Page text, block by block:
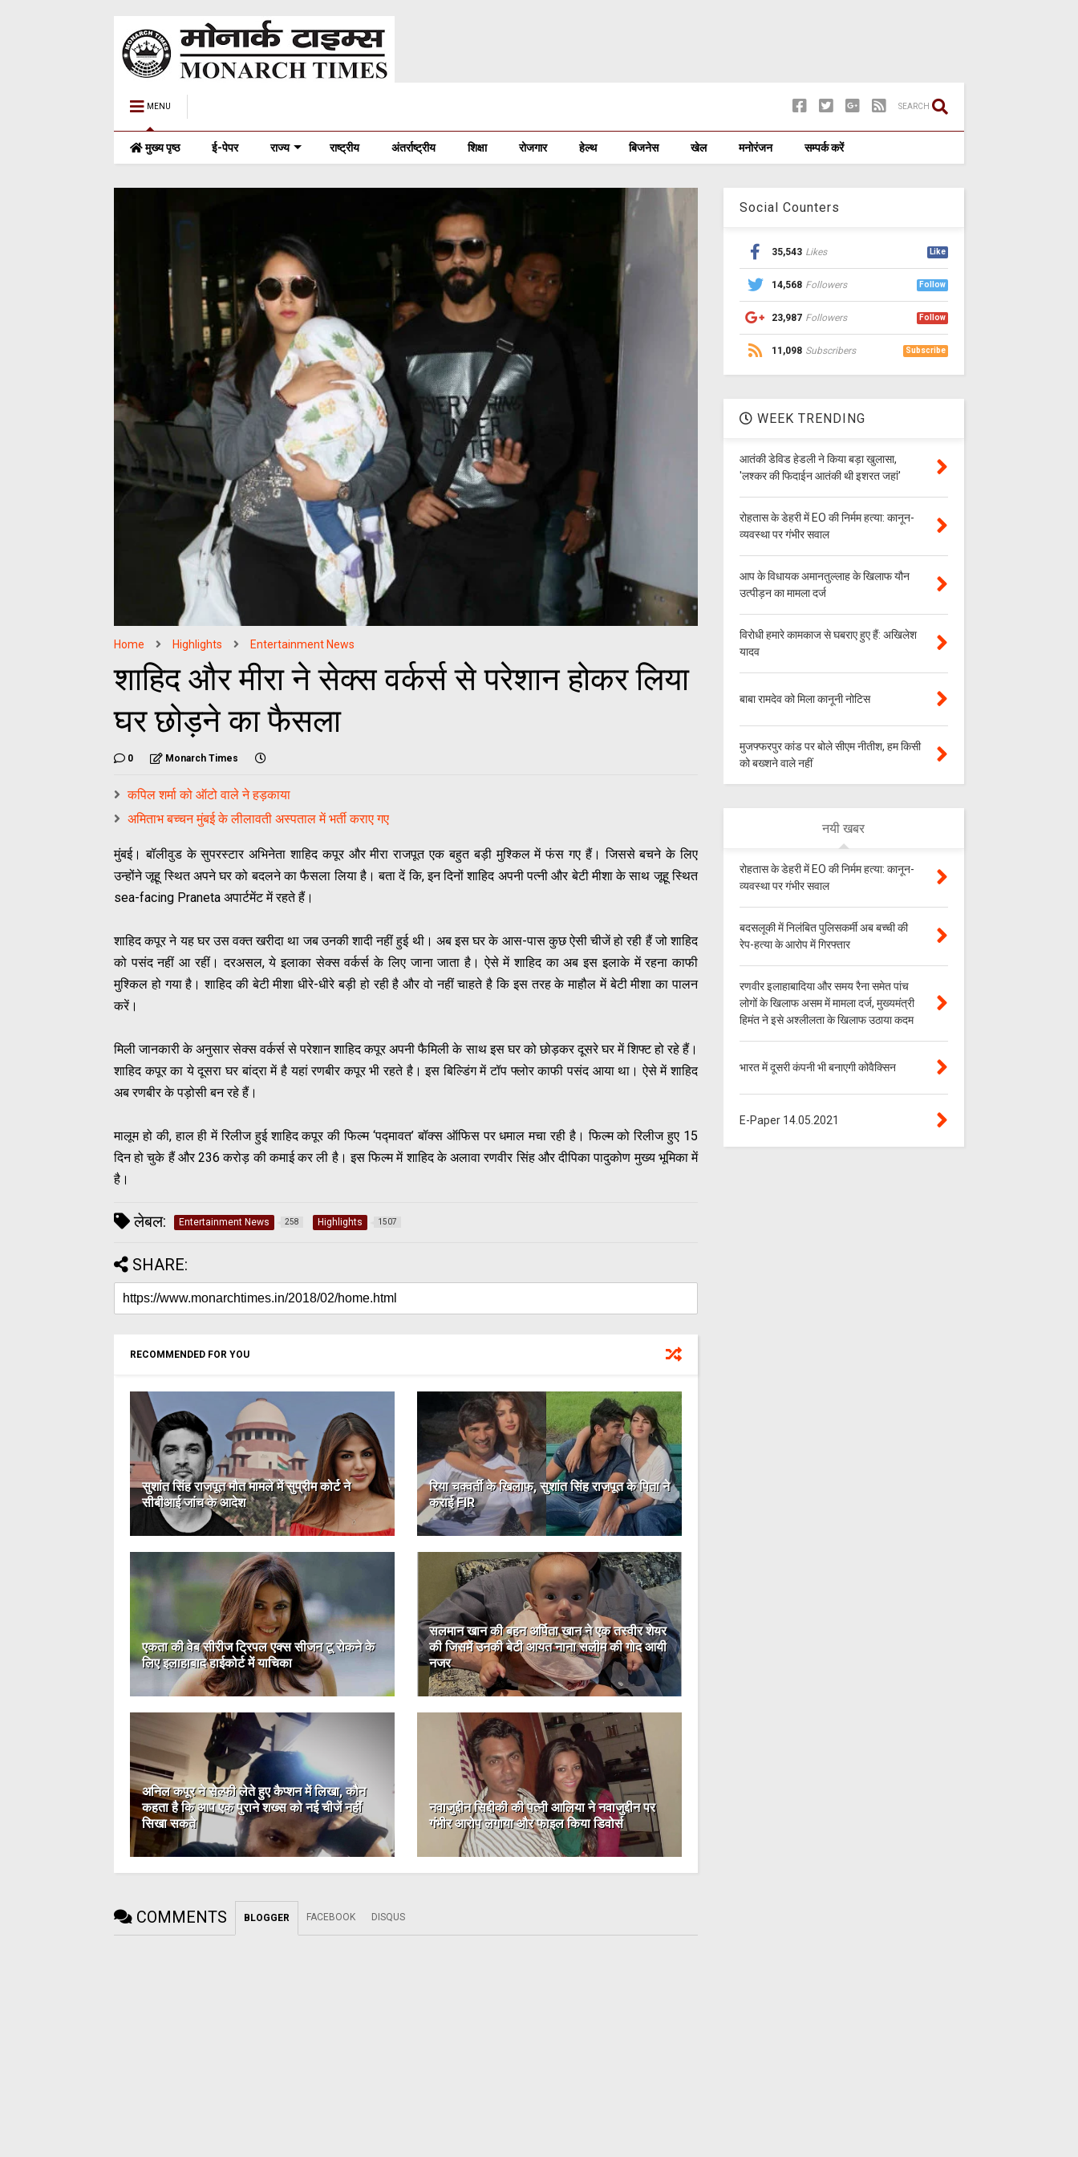
MENU SEARCH
मुख्य पृष्ठ ई-पेपर राज्य राष्ट्रीय अंतर्राष्ट्रीय शिक्षा रोजगार हेल्थ बिजनेस खेल मनोरंजन सम्पर्क करें
Home Highlights Entertainment News
शाहिद और मीरा ने सेक्स वर्कर्स से परेशान होकर लिया
घर छोड़ने का फैसला
0 Monarch Times
कपिल शर्मा को ऑटो वाले ने हड़काया
अमिताभ बच्चन मुंबई के लीलावती अस्पताल में भर्ती कराए गए
मुंबई। बॉलीवुड के सुपरस्टार अभिनेता शाहिद कपूर और मीरा राजपूत एक बहुत बड़ी मुश्किल में फंस गए हैं। जिससे बचने के लिए
उन्होंने जूहू स्थित अपने घर को बदलने का फैसला लिया है। बता दें कि, इन दिनों शाहिद अपनी पत्नी और बेटी मीशा के साथ जूहू स्थित
sea-facing Praneta अपार्टमेंट में रहते हैं।
शाहिद कपूर ने यह घर उस वक्त खरीदा था जब उनकी शादी नहीं हुई थी। अब इस घर के आस-पास कुछ ऐसी चीजें हो रही हैं जो शाहिद
को पसंद नहीं आ रहीं। दरअसल, ये इलाका सेक्स वर्कर्स के लिए जाना जाता है। ऐसे में शाहिद का अब इस इलाके में रहना काफी
मुश्किल हो गया है। शाहिद की बेटी मीशा धीरे-धीरे बड़ी हो रही है और वो नहीं चाहते है कि इस तरह के माहौल में बेटी मीशा का पालन
करें।
मिली जानकारी के अनुसार सेक्स वर्कर्स से परेशान शाहिद कपूर अपनी फैमिली के साथ इस घर को छोड़कर दूसरे घर में शिफ्ट हो रहे हैं।
शाहिद कपूर का ये दूसरा घर बांद्रा में है यहां रणबीर कपूर भी रहते है। इस बिल्डिंग में टॉप फ्लोर काफी पसंद आया था। ऐसे में शाहिद
अब रणबीर के पड़ोसी बन रहे हैं।
मालूम हो की, हाल ही में रिलीज हुई शाहिद कपूर की फिल्म ‘पद्मावत’ बॉक्स ऑफिस पर धमाल मचा रही है। फिल्म को रिलीज हुए 15
दिन हो चुके हैं और 236 करोड़ की कमाई कर ली है। इस फिल्म में शाहिद के अलावा रणवीर सिंह और दीपिका पादुकोण मुख्य भूमिका में
है।
लेबल: Entertainment News 258 Highlights 1507
SHARE:
RECOMMENDED FOR YOU
सुशांत सिंह राजपूत मौत मामले में सुप्रीम कोर्ट ने
सीबीआई जांच के आदेश
रिया चक्वर्ती के खिलाफ, सुशांत सिंह राजपूत के पिता ने
कराई FIR
एकता की वेब सीरीज ट्रिपल एक्स सीजन टू रोकने के
लिए इलाहाबाद हाईकोर्ट में याचिका
सलमान खान की बहन अर्पिता खान ने एक तस्वीर शेयर
की जिसमें उनकी बेटी आयत नाना सलीम की गोद आयी
नजर
अनिल कपूर ने सेल्फी लेते हुए कैप्शन में लिखा, कौन
कहता है कि आप एक पुराने शख्स को नई चीजें नहीं
सिखा सकते
नवाजुद्दीन सिद्दीकी की पत्नी आलिया ने नवाजुद्दीन पर
गंभीर आरोप लगाया और फाइल किया डिवोर्स
COMMENTS BLOGGER FACEBOOK DISQUS
Social Counters
35,543 Likes Like
14,568 Followers Follow
23,987 Followers Follow
11,098 Subscribers Subscribe
WEEK TRENDING
आतंकी डेविड हेडली ने किया बड़ा खुलासा,
'लश्‍कर की फिदाईन आतंकी थी इशरत जहां'
रोहतास के डेहरी में EO की निर्मम हत्या: कानून-
व्यवस्था पर गंभीर सवाल
आप के विधायक अमानतुल्लाह के खिलाफ यौन
उत्पीड़न का मामला दर्ज
विरोधी हमारे कामकाज से घबराए हुए हैं: अखिलेश
यादव
बाबा रामदेव को मिला कानूनी नोटिस
मुजफ्फरपुर कांड पर बोले सीएम नीतीश, हम किसी
को बख्शने वाले नहीं
नयी खबर
रोहतास के डेहरी में EO की निर्मम हत्या: कानून-
व्यवस्था पर गंभीर सवाल
बदसलूकी में निलंबित पुलिसकर्मी अब बच्ची की
रेप-हत्या के आरोप में गिरफ्तार
रणवीर इलाहाबादिया और समय रैना समेत पांच
लोगों के खिलाफ असम में मामला दर्ज, मुख्यमंत्री
हिमंत ने इसे अश्लीलता के खिलाफ उठाया कदम
भारत में दूसरी कंपनी भी बनाएगी कोवैक्सिन
E-Paper 14.05.2021